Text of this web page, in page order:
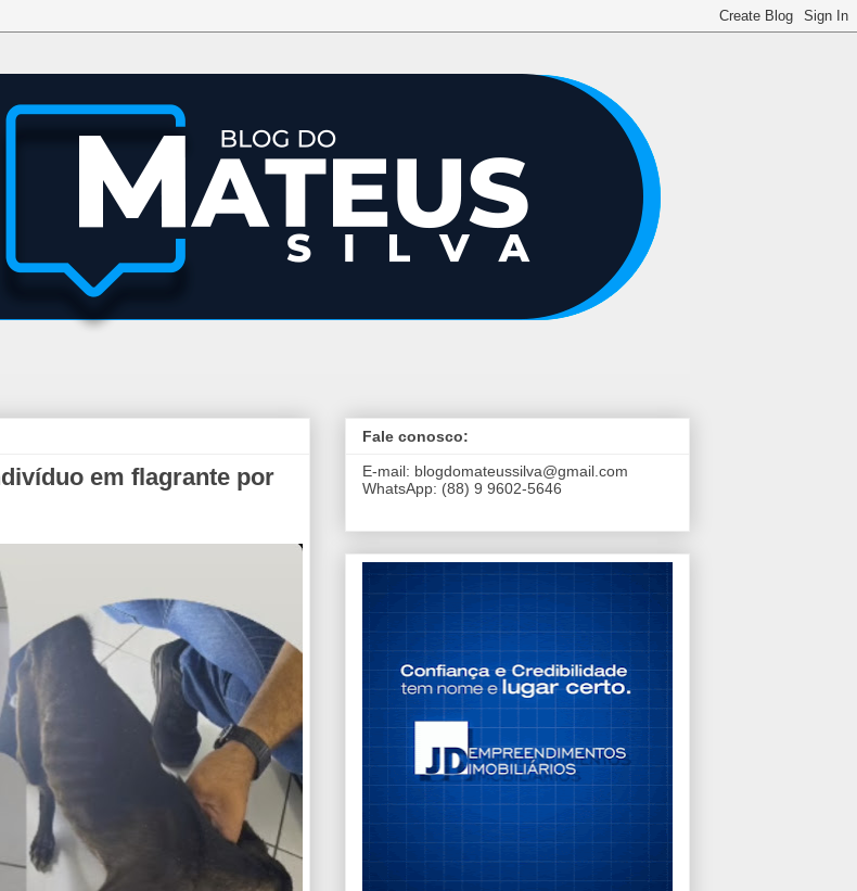
em flagrante por
Fale conosco:
E-mail: blogdomateussilva@gmail.com
WhatsApp: (88) 9 9602-5646